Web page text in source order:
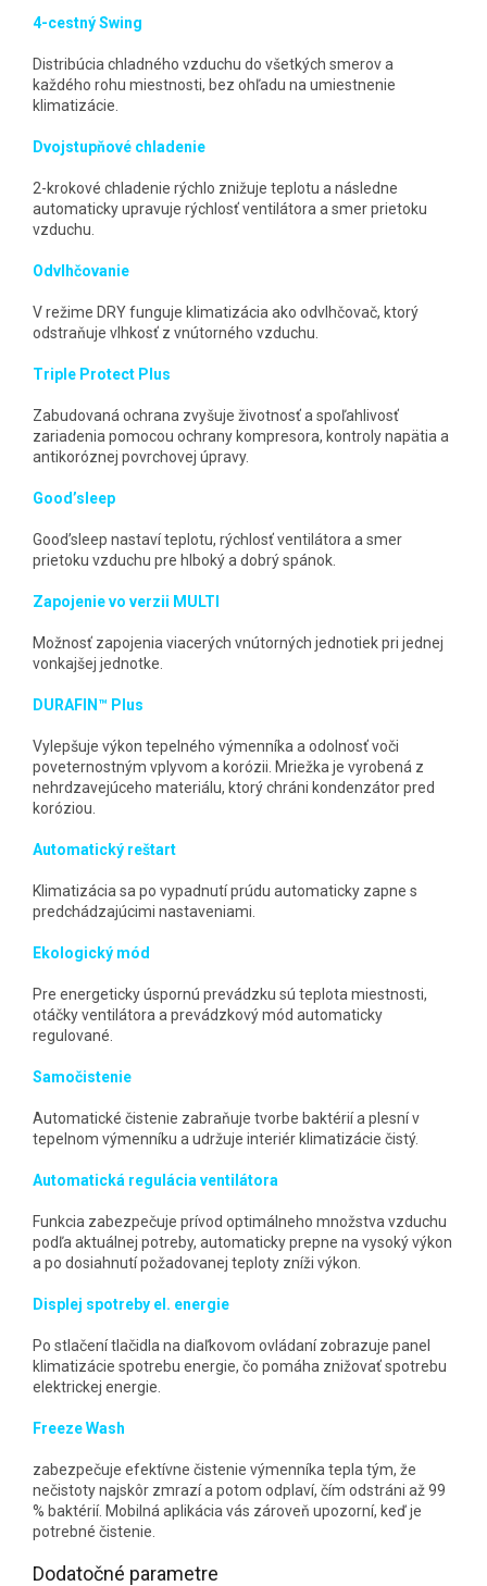
4-cestný Swing
Distribúcia chladného vzduchu do všetkých smerov a
každého rohu miestnosti, bez ohľadu na umiestnenie
klimatizácie.
Dvojstupňové chladenie
2-krokové chladenie rýchlo znižuje teplotu a následne
automaticky upravuje rýchlosť ventilátora a smer prietoku
vzduchu.
Odvlhčovanie
V režime DRY funguje klimatizácia ako odvlhčovač, ktorý
odstraňuje vlhkosť z vnútorného vzduchu.
Triple Protect Plus
Zabudovaná ochrana zvyšuje životnosť a spoľahlivosť
zariadenia pomocou ochrany kompresora, kontroly napätia a
antikoróznej povrchovej úpravy.
Good’sleep
Good’sleep nastaví teplotu, rýchlosť ventilátora a smer
prietoku vzduchu pre hlboký a dobrý spánok.
Zapojenie vo verzii MULTI
Možnosť zapojenia viacerých vnútorných jednotiek pri jednej
vonkajšej jednotke.
DURAFIN™ Plus
Vylepšuje výkon tepelného výmenníka a odolnosť voči
poveternostným vplyvom a korózii. Mriežka je vyrobená z
nehrdzavejúceho materiálu, ktorý chráni kondenzátor pred
koróziou.
Automatický reštart
Klimatizácia sa po vypadnutí prúdu automaticky zapne s
predchádzajúcimi nastaveniami.
Ekologický mód
Pre energeticky úspornú prevádzku sú teplota miestnosti,
otáčky ventilátora a prevádzkový mód automaticky
regulované.
Samočistenie
Automatické čistenie zabraňuje tvorbe baktérií a plesní v
tepelnom výmenníku a udržuje interiér klimatizácie čistý.
Automatická regulácia ventilátora
Funkcia zabezpečuje prívod optimálneho množstva vzduchu
podľa aktuálnej potreby, automaticky prepne na vysoký výkon
a po dosiahnutí požadovanej teploty zníži výkon.
Displej spotreby el. energie
Po stlačení tlačidla na diaľkovom ovládaní zobrazuje panel
klimatizácie spotrebu energie, čo pomáha znižovať spotrebu
elektrickej energie.
Freeze Wash
zabezpečuje efektívne čistenie výmenníka tepla tým, že
nečistoty najskôr zmrazí a potom odplaví, čím odstráni až 99
% baktérií. Mobilná aplikácia vás zároveň upozorní, keď je
potrebné čistenie.
Dodatočné parametre